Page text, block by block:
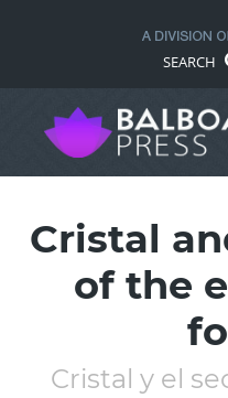
SEARCH
Cristal
of the
Cristal y el